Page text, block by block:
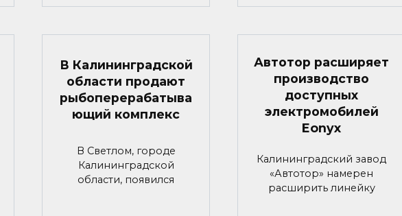
В Калининградской
области продают
рыбоперерабатыва
ющий комплекс
В Светлом, городе
Калининградской
области, появился
Автотор расширяет
производство
доступных
электромобилей
Eonyx
Калининградский завод
«Автотор» намерен
расширить линейку